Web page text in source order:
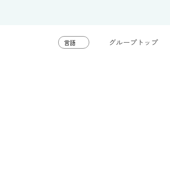
グループトップ